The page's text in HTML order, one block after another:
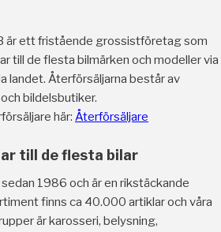
är ett fristående grossistföretag som
till de flesta bilmärken och modeller via
landet. Återförsäljarna består av
bildelsbutiker.
här: Återförsäljare
till de flesta bilar
1986 och är en rikstäckande
finns ca 40.000 artiklar och våra
är karosseri, belysning,